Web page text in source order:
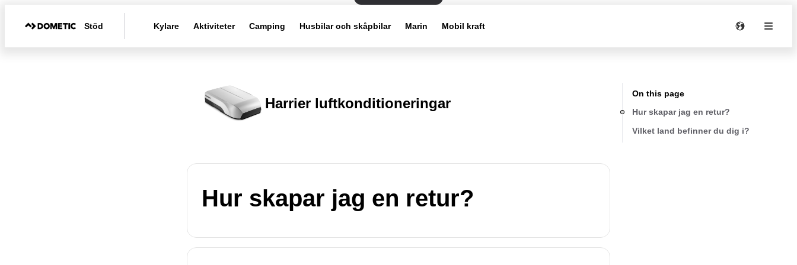
Stöd Kylare Aktiviteter Camping Husbilar och skåpbilar Marin Mobil kraft
Harrier luftkonditioneringar
Hur skapar jag en retur?
On this page
Hur skapar jag en retur?
Vilket land befinner du dig i?